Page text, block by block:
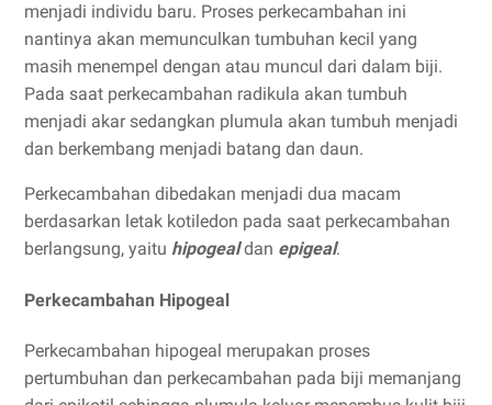
menjadi individu baru. Proses perkecambahan ini
nantinya akan memunculkan tumbuhan kecil yang
masih menempel dengan atau muncul dari dalam biji.
Pada saat perkecambahan radikula akan tumbuh
menjadi akar sedangkan plumula akan tumbuh menjadi
dan berkembang menjadi batang dan daun.
Perkecambahan dibedakan menjadi dua macam
berdasarkan letak kotiledon pada saat perkecambahan
berlangsung, yaitu hipogealdan epigeal.
Perkecambahan Hipogeal
Perkecambahan hipogeal merupakan proses
pertumbuhan dan perkecambahan pada biji memanjang